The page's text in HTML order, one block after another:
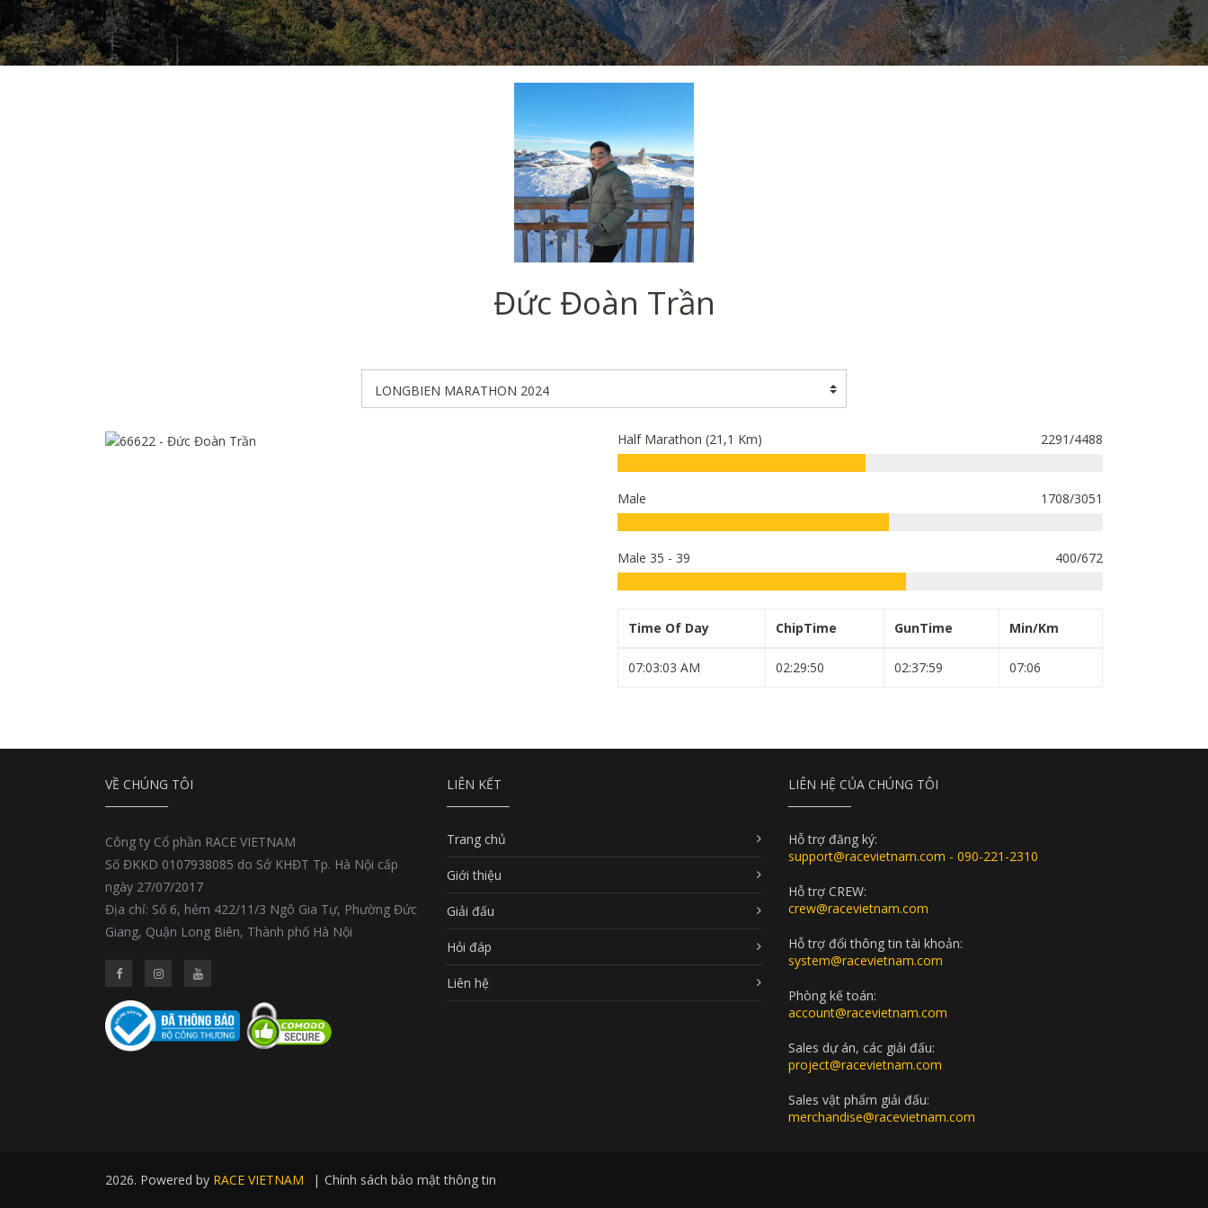
Đức Đoàn Trần
Half Marathon (21,1 Km) 2291/4488
Male 1708/3051
Male 35 - 39 400/672
Time Of Day ChipTime GunTime Min/Km
07:03:03 AM 02:29:50 02:37:59 07:06
VỀ CHÚNG TÔI
Công ty Cổ phần RACE VIETNAM
Số ĐKKD 0107938085 do Sở KHĐT Tp. Hà Nội cấp
ngày 27/07/2017
Địa chỉ: Số 6, hẻm 422/11/3 Ngô Gia Tự, Phường Đức
Giang, Quận Long Biên, Thành phố Hà Nội
LIÊN KẾT
Trang chủ
Giới thiệu
Giải đấu
Hỏi đáp
Liên hệ
LIÊN HỆ CỦA CHÚNG TÔI
Hỗ trợ đăng ký:
support@racevietnam.com - 090-221-2310
Hỗ trợ CREW:
crew@racevietnam.com
Hỗ trợ đổi thông tin tài khoản:
system@racevietnam.com
Phòng kế toán:
account@racevietnam.com
Sales dự án, các giải đấu:
project@racevietnam.com
Sales vật phẩm giải đấu:
merchandise@racevietnam.com
2026. Powered by RACE VIETNAM | Chính sách bảo mật thông tin